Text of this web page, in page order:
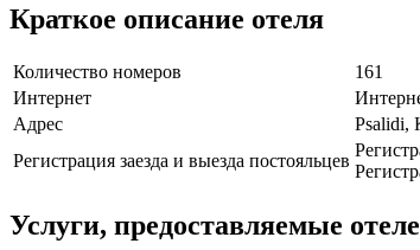
Краткое описание отеля
Количество номеров
161
Интернет
Адрес
Psalidi,
Регистрация заезда и выезда постояльцев
Услуги, предоставляемые